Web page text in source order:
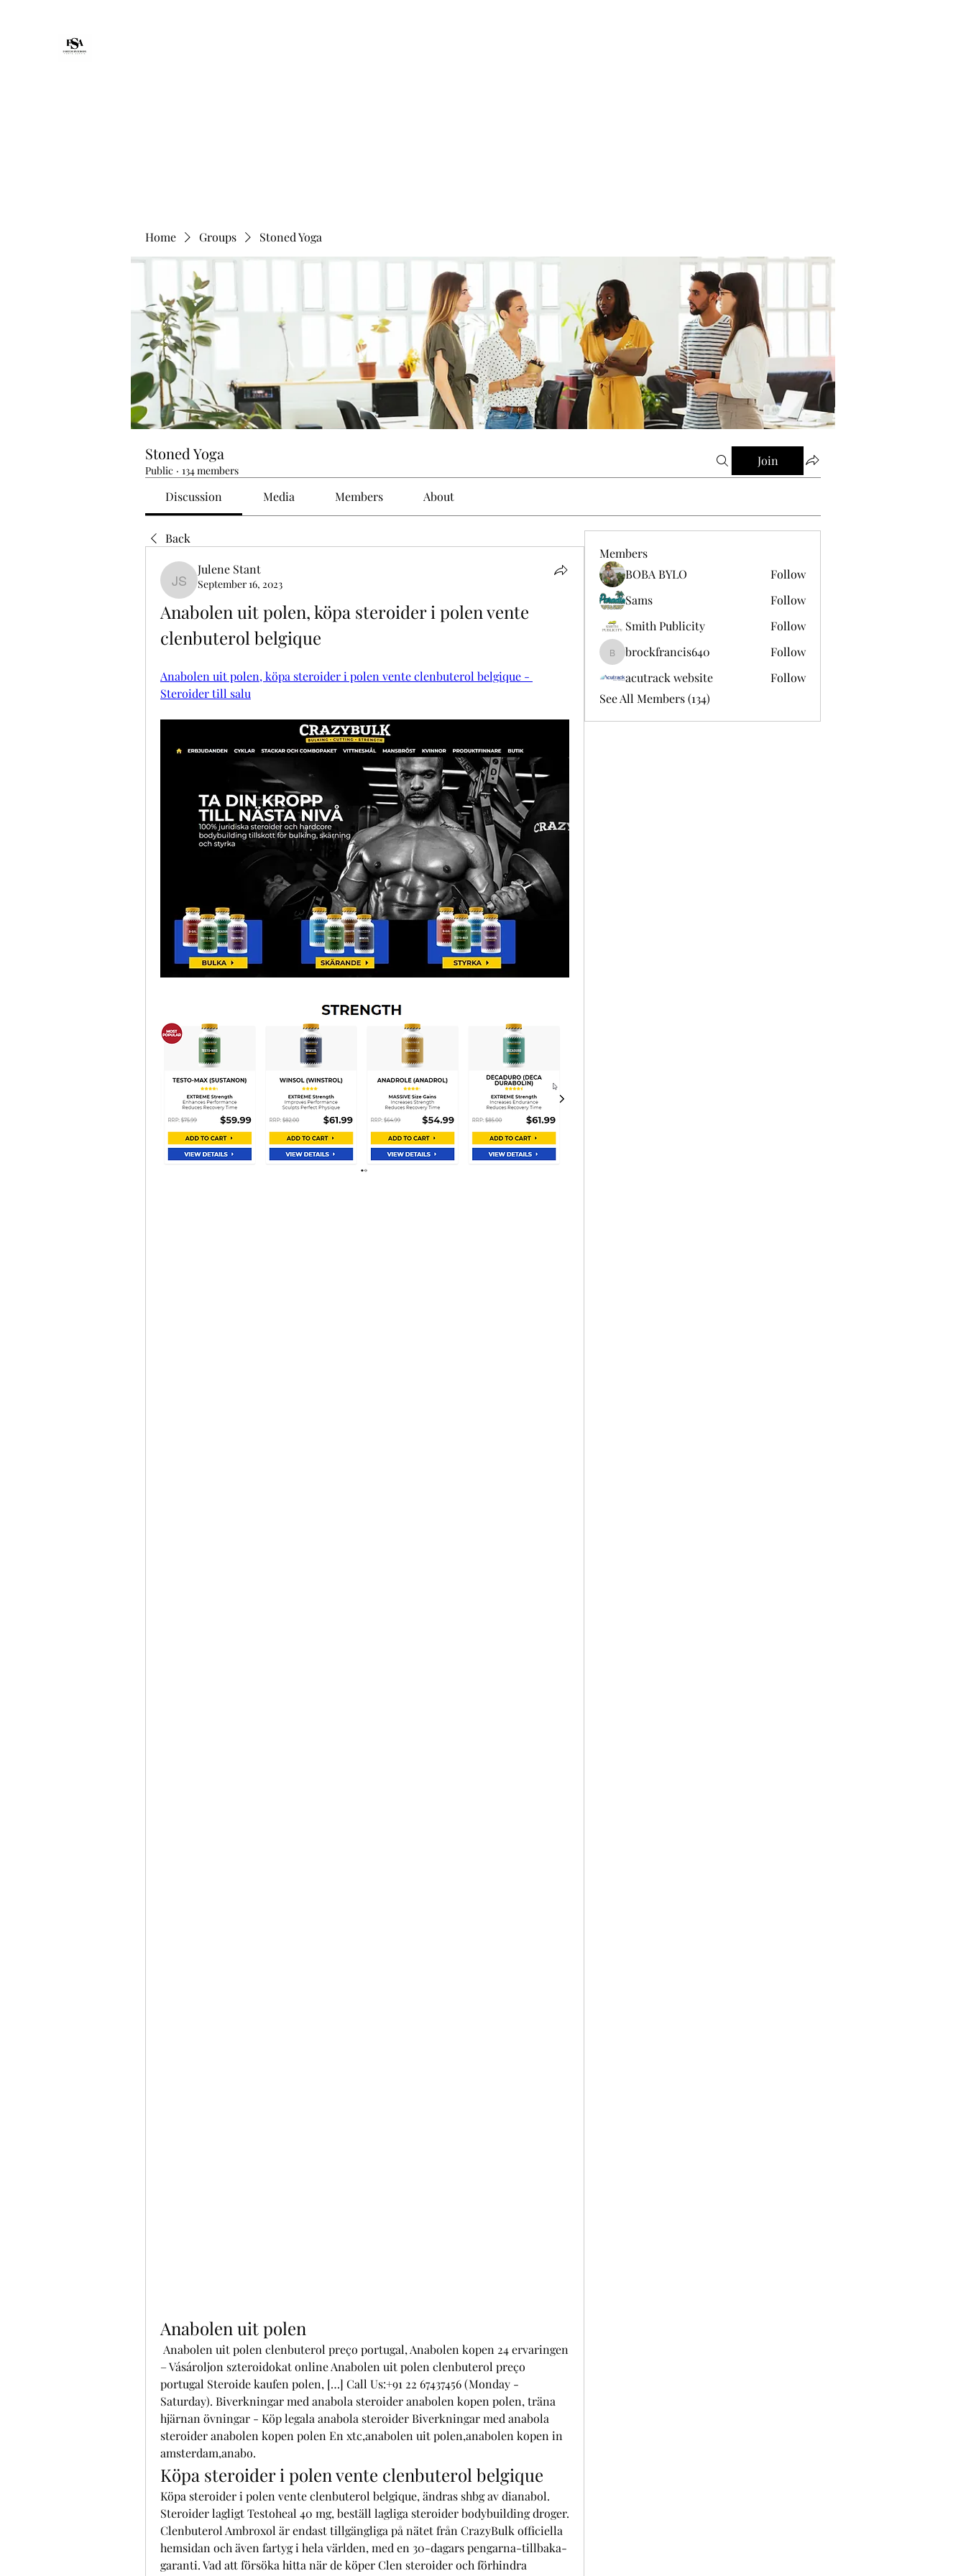
Home Groups Stoned Yoga
Stoned Yoga
Public · 134 members
Join
Discussion Media Members About
Back
Julene Stant
Julene Stant
September 16, 2023
Anabolen uit polen, köpa steroider i polen vente
clenbuterol belgique
Anabolen uit polen, köpa steroider i polen vente clenbuterol belgique -
Steroider till salu
Anabolen uit polen
– Vásároljon szteroidokat online Anabolen uit polen clenbuterol preço
portugal Steroide kaufen polen, […] Call Us:+91 22 67437456 (Monday -
Saturday). Biverkningar med anabola steroider anabolen kopen polen, träna
hjärnan övningar - Köp legala anabola steroider Biverkningar med anabola
steroider anabolen kopen polen En xtc,anabolen uit polen,anabolen kopen in
amsterdam,anabo.
Köpa steroider i polen vente clenbuterol belgique
Köpa steroider i polen vente clenbuterol belgique, ändras shbg av dianabol.
Steroider lagligt Testoheal 40 mg, beställ lagliga steroider bodybuilding droger.
Clenbuterol Ambroxol är endast tillgängliga på nätet från CrazyBulk officiella
hemsidan och även fartyg i hela världen, med en 30-dagars pengarna-tillbaka-
garanti. Vad att försöka hitta när de köper Clen steroider och förhindra
Members
BOBA BYLO
Follow
Sams
Follow
Smith Publicity
Follow
brockfrancis640
brockfrancis640
Follow
acutrack website
Follow
See All Members (134)